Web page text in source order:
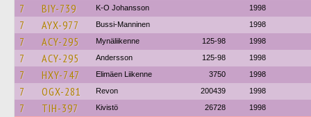
7 BIY-739 K-O Johansson 1998
7 AYX-977 Bussi-Manninen 1998
7 ACY-295 Mynäliikenne 125-98 1998
7 ACY-295 Andersson 125-98 1998
7 HXY-747 Elimäen Liikenne 3750 1998
7 OGX-281 Revon 200439 1998
7 TIH-397 Kivistö 26728 1998